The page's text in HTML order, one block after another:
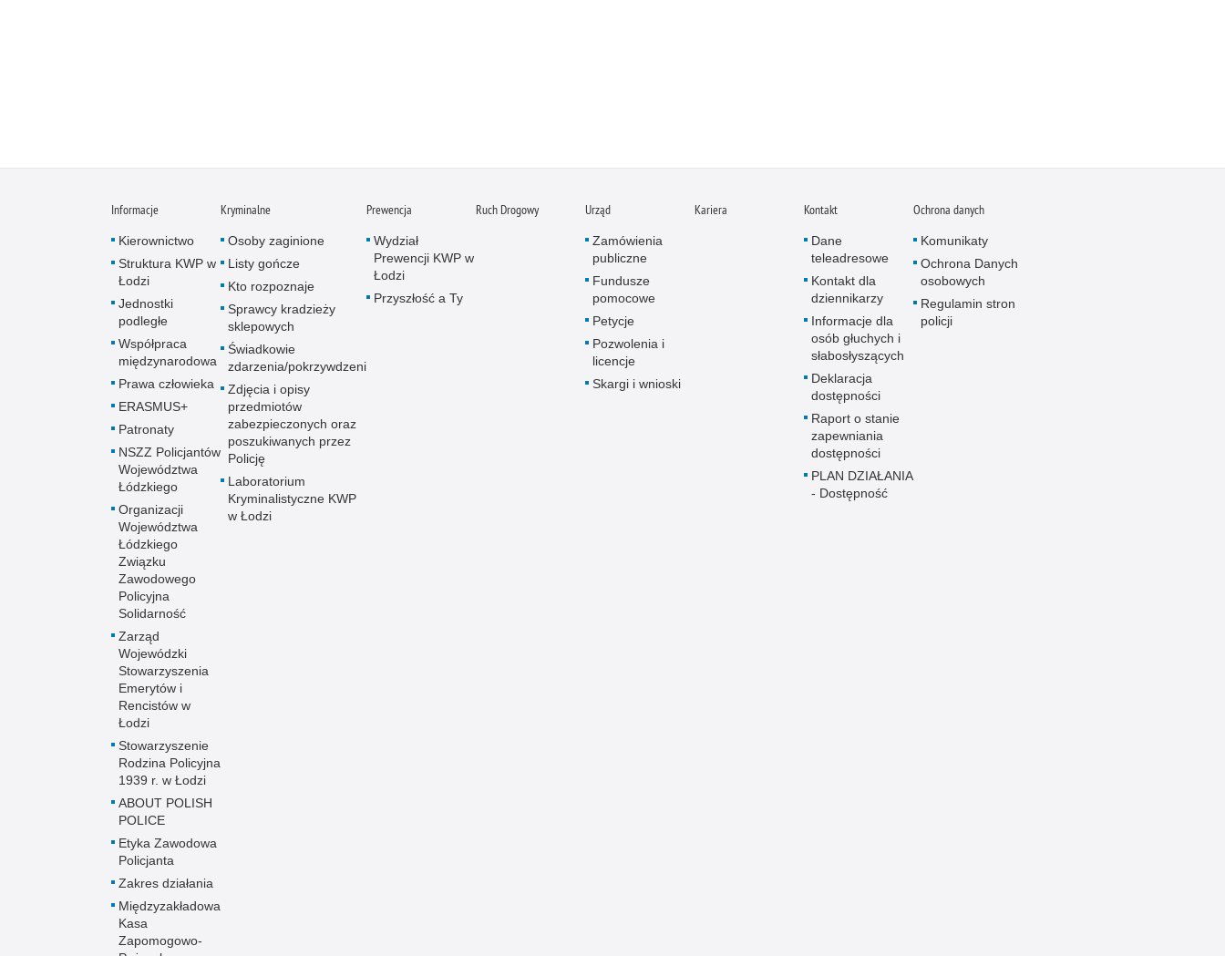
Informacje
Kierownictwo
Struktura KWP w
Łodzi
Jednostki
podległe
Współpraca
międzynarodowa
Prawa człowieka
ERASMUS+
Patronaty
NSZZ Policjantów
Województwa
Łódzkiego
Organizacji
Województwa
Łódzkiego
Związku
Zawodowego
Policyjna
Solidarność
Zarząd
Wojewódzki
Stowarzyszenia
Emerytów i
Rencistów w
Łodzi
Stowarzyszenie
Rodzina Policyjna
1939 r. w Łodzi
ABOUT POLISH
POLICE
Etyka Zawodowa
Policjanta
Zakres działania
Międzyzakładowa
Kasa
Zapomogowo-
Kryminalne
Osoby zaginione
Listy gończe
Kto rozpoznaje
Sprawcy kradzieży
sklepowych
Świadkowie
zdarzenia/pokrzywdzeni
Zdjęcia i opisy
przedmiotów
zabezpieczonych oraz
poszukiwanych przez
Policję
Laboratorium
Kryminalistyczne KWP
w Łodzi
Prewencja
Wydział
Prewencji KWP w
Łodzi
Przyszłość a Ty
Ruch Drogowy Urząd
Zamówienia
publiczne
Fundusze
pomocowe
Petycje
Pozwolenia i
licencje
Skargi i wnioski
Kariera Kontakt
Dane
teleadresowe
Kontakt dla
dziennikarzy
Informacje dla
osób głuchych i
słabosłyszących
Deklaracja
dostępności
Raport o stanie
zapewniania
dostępności
PLAN DZIAŁANIA
- Dostępność
Ochrona danych
Komunikaty
Ochrona Danych
osobowych
Regulamin stron
policji